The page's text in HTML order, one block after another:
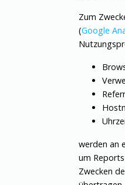
Zum
(Google
werden an
um
Zwecken